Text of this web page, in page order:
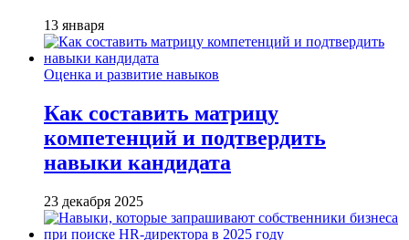
13 января
Оценка и развитие навыков
Как составить матрицу
компетенций и подтвердить
навыки кандидата
23 декабря 2025